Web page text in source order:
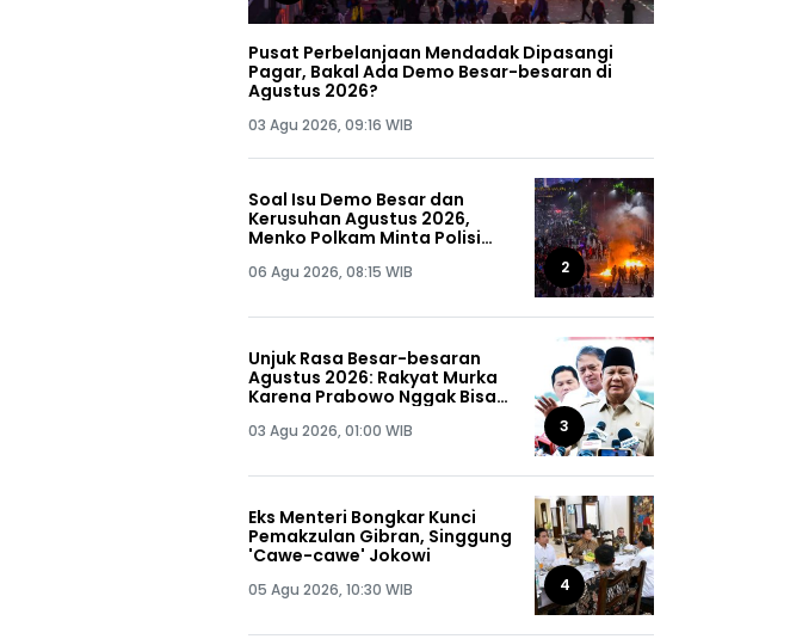
Pusat Perbelanjaan Mendadak Dipasangi
Pagar, Bakal Ada Demo Besar-besaran di
Agustus 2026?
03 Agu 2026, 09:16 WIB
Soal Isu Demo Besar dan
Kerusuhan Agustus 2026,
Menko Polkam Minta Polisi
Dapat, Siap-siap!
06 Agu 2026, 08:15 WIB 2
Unjuk Rasa Besar-besaran
Agustus 2026: Rakyat Murka
Karena Prabowo Nggak Bisa
03 Agu 2026, 01:00 WIB 3
Eks Menteri Bongkar Kunci
Pemakzulan Gibran, Singgung
'Cawe-cawe' Jokowi
05 Agu 2026, 10:30 WIB 4